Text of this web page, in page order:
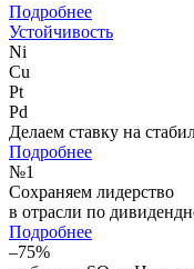
Подробнее
Устойчивость
Ni
Cu
Pt
Pd
Делаем ставку на
Подробнее
№1
Сохраняем лидерство
в отрасли по
Подробнее
–75%